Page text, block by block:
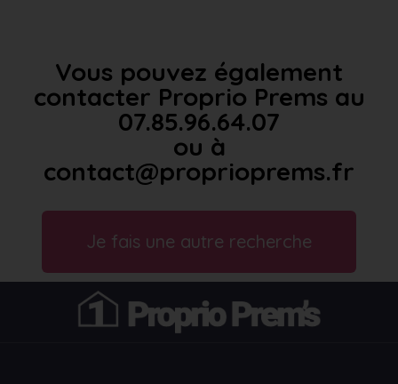
Vous pouvez également
contacter Proprio Prems au
07.85.96.64.07
ou à
contact@proprioprems.fr
Je fais une autre recherche